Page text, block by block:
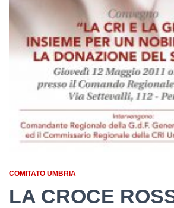
COMITATO UMBRIA
LA CROCE